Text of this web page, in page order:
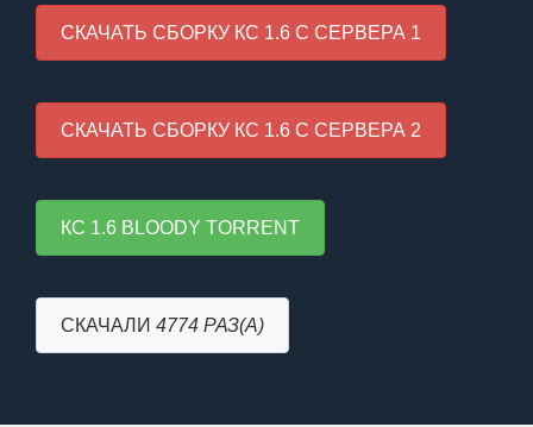
СКАЧАТЬ СБОРКУ КС 1.6 С СЕРВЕРА 1
СКАЧАТЬ СБОРКУ КС 1.6 С СЕРВЕРА 2
КС 1.6 BLOODY TORRENT
СКАЧАЛИ 4774 РАЗ(А)